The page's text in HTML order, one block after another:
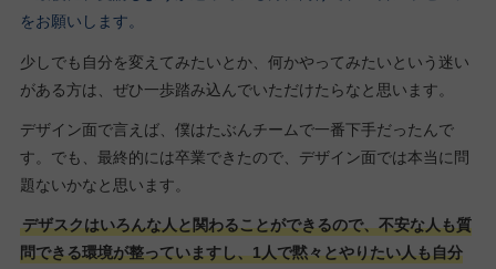
をお願いします。
少しでも自分を変えてみたいとか、何かやってみたいという迷い
がある方は、ぜひ一歩踏み込んでいただけたらなと思います。
デザイン面で言えば、僕はたぶんチームで一番下手だったんで
す。でも、最終的には卒業できたので、デザイン面では本当に問
題ないかなと思います。
デザスクはいろんな人と関わることができるので、不安な人も質
問できる環境が整っていますし、1人で黙々とやりたい人も自分